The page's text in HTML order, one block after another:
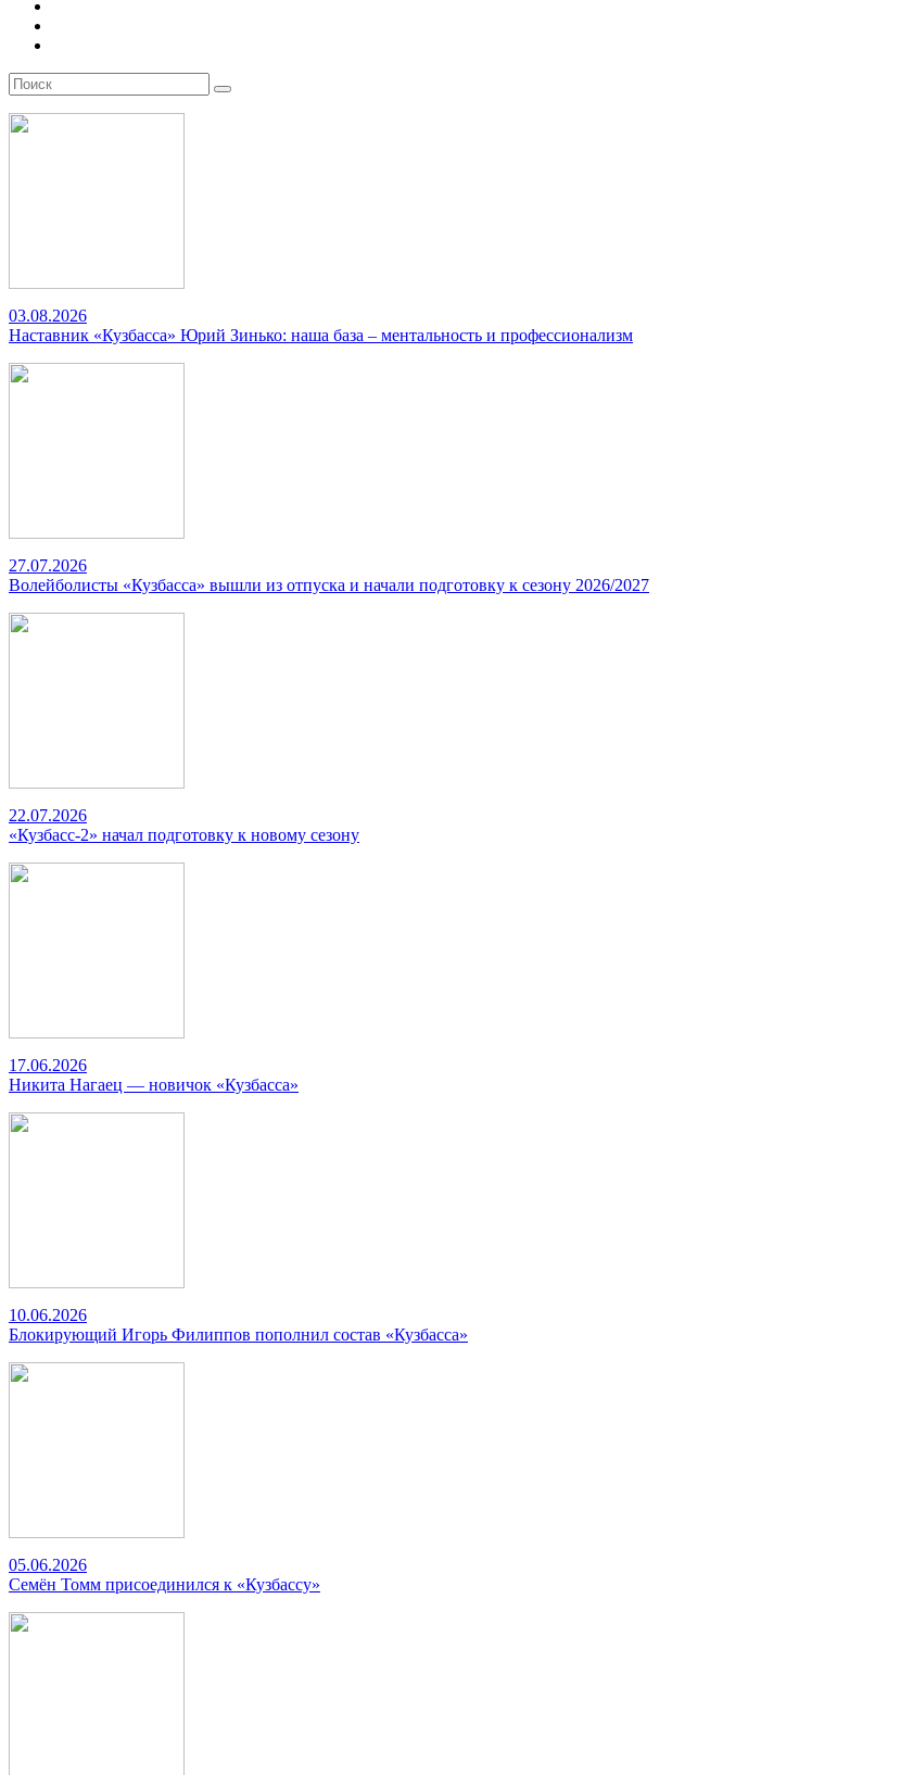
03.08.2026
Наставник «Кузбасса» Юрий Зинько: наша база – ментальность и профессионализм
27.07.2026
Волейболисты «Кузбасса» вышли из отпуска и начали подготовку к сезону 2026/2027
22.07.2026
«Кузбасс-2» начал подготовку к новому сезону
17.06.2026
Никита Нагаец — новичок «Кузбасса»
10.06.2026
Блокирующий Игорь Филиппов пополнил состав «Кузбасса»
05.06.2026
Семён Томм присоединился к «Кузбассу»